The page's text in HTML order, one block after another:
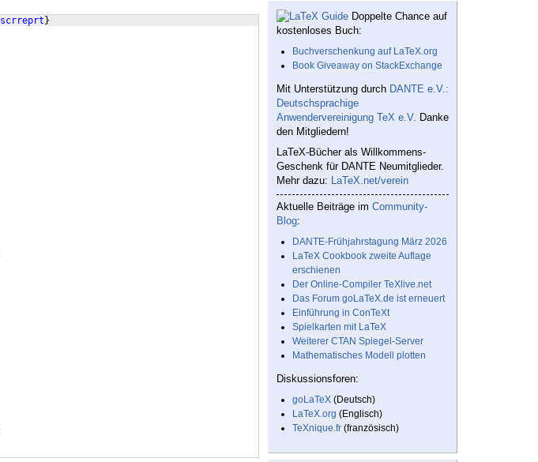
scrreprt }
Doppelte Chance auf
kostenloses Buch:
Buchverschenkung auf LaTeX.org
Book Giveaway on StackExchange
Mit Unterstützung durch DANTE e.V.:
Deutschsprachige
Anwendervereinigung TeX e.V. Danke
den Mitgliedern!
LaTeX-Bücher als Willkommens-
Geschenk für DANTE Neumitglieder.
Mehr dazu: LaTeX.net/verein
Aktuelle Beiträge im Community-
Blog:
DANTE-Frühjahrstagung März 2026
LaTeX Cookbook zweite Auflage
erschienen
Der Online-Compiler TeXlive.net
Das Forum goLaTeX.de ist erneuert
Einführung in ConTeXt
Spielkarten mit LaTeX
Weiterer CTAN Spiegel-Server
Mathematisches Modell plotten
Diskussionsforen:
goLaTeX (Deutsch)
LaTeX.org (Englisch)
TeXnique.fr (französisch)